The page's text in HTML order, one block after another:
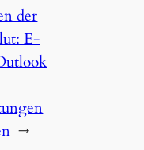
der
E-
→